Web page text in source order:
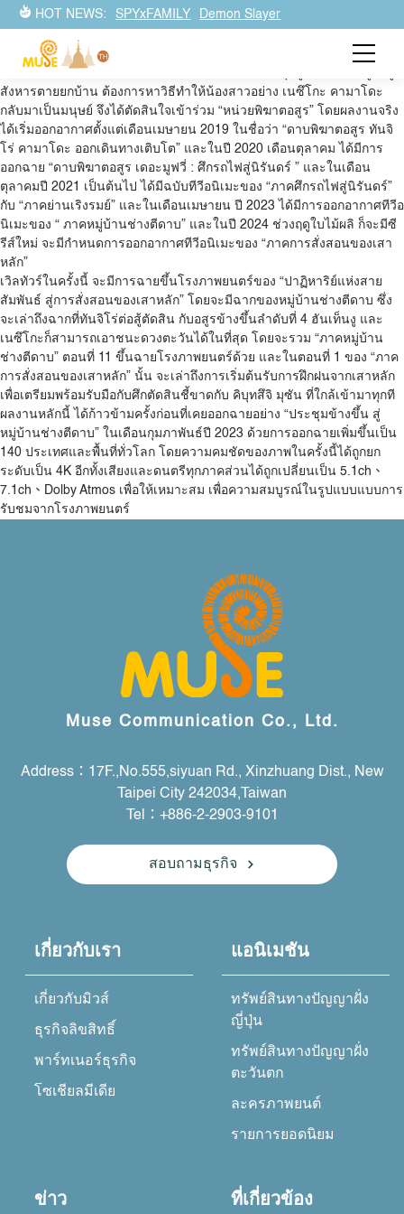
HOT NEWS: SPYxFAMILY Demon Slayer
ดาบพิฆาตอสูร ปาฏิหาริย์แห่งสายสัมพันธ์ สู่การสั่งสอนของเสา
ยอดขายทะลุ 50 ล้านชุดโดยอาจารย์ผู้วาดมังงะ Koyoharu Gotouge อนิ
สังหารตายยกบ้าน ต้องการหาวิธีทำให้น้องสาวอย่าง เนซึโกะ คามาโดะ
กลับมาเป็นมนุษย์ จึงได้ตัดสินใจเข้าร่วม “หน่วยพิฆาตอสูร” โดยผลงานจริง
ได้เริ่มออกอากาศตั้งแต่เดือนเมษายน 2019 ในชื่อว่า “ดาบพิฆาตอสูร ทันจิ
โร่ คามาโดะ ออกเดินทางเติบโต” และในปี 2020 เดือนตุลาคม ได้มีการ
ออกฉาย “ดาบพิฆาตอสูร เดอะมูฟวี่ : ศึกรถไฟสู่นิรันดร์ ” และในเดือน
ตุลาคมปี 2021 เป็นต้นไป ได้มีฉบับทีวีอนิเมะของ “ภาคศึกรถไฟสู่นิรันดร์”
กับ “ภาคย่านเริงรมย์” และในเดือนเมษายน ปี 2023 ได้มีการออกอากาศทีวีอ
นิเมะของ “ ภาคหมู่บ้านช่างตีดาบ” และในปี 2024 ช่วงฤดูใบไม้ผลิ ก็จะมีซี
รีส์ใหม่ จะมีกำหนดการออกอากาศทีวีอนิเมะของ “ภาคการสั่งสอนของเสา
หลัก”
เวิลทัวร์ในครั้งนี้ จะมีการฉายขึ้นโรงภาพยนตร์ของ “ปาฏิหาริย์แห่งสาย
สัมพันธ์ สู่การสั่งสอนของเสาหลัก” โดยจะมีฉากของหมู่บ้านช่างตีดาบ ซึ่ง
จะเล่าถึงฉากที่ทันจิโร่ต่อสู้ตัดสิน กับอสูรข้างขึ้นลำดับที่ 4 ฮันเท็นงู และ
เนซึโกะก็สามารถเอาชนะดวงตะวันได้ในที่สุด โดยจะรวม “ภาคหมู่บ้าน
ช่างตีดาบ” ตอนที่ 11 ขึ้นฉายโรงภาพยนตร์ด้วย และในตอนที่ 1 ของ “ภาค
การสั่งสอนของเสาหลัก” นั้น จะเล่าถึงการเริ่มต้นรับการฝึกฝนจากเสาหลัก
เพื่อเตรียมพร้อมรับมือกับศึกตัดสินชี้ขาดกับ คิบุทสึจิ มุซัน ที่ใกล้เข้ามาทุกที
ผลงานหลักนี้ ได้ก้าวข้ามครั้งก่อนที่เคยออกฉายอย่าง “ประชุมข้างขึ้น สู่
หมู่บ้านช่างตีดาบ” ในเดือนกุมภาพันธ์ปี 2023 ด้วยการออกฉายเพิ่มขึ้นเป็น
140 ประเทศและพื้นที่ทั่วโลก โดยความคมชัดของภาพในครั้งนี้ได้ถูกยก
ระดับเป็น 4K อีกทั้งเสียงและดนตรีทุกภาคส่วนได้ถูกเปลี่ยนเป็น 5.1ch、
7.1ch、Dolby Atmos เพื่อให้เหมาะสม เพื่อความสมบูรณ์ในรูปแบบแบบการ
รับชมจากโรงภาพยนตร์
Muse Communication Co., Ltd.
Address：17F.,No.555,siyuan Rd., Xinzhuang Dist., New
Taipei City 242034,Taiwan
Tel：+886-2-2903-9101
สอบถามธุรกิจ
เกี่ยวกับเรา
เกี่ยวกับมิวส์
ธุรกิจลิขสิทธิ์
พาร์ทเนอร์ธุรกิจ
โซเชียลมีเดีย
แอนิเมชัน
ทรัพย์สินทางปัญญาฝั่ง
ญี่ปุ่น
ทรัพย์สินทางปัญญาฝั่ง
ตะวันตก
ละครภาพยนต์
รายการยอดนิยม
ข่าว ที่เกี่ยวข้อง